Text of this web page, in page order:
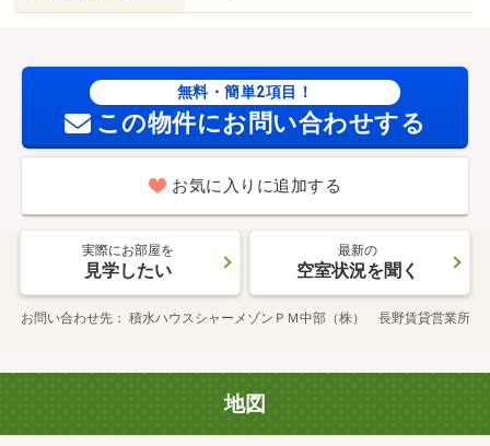
無料・簡単2項目！
この物件にお問い合わせする
お気に入りに追加する
実際にお部屋を
見学したい
最新の
空室状況を聞く
お問い合わせ先 積水ハウスシャーメゾンＰＭ中部（株） 長野賃貸営業所
地図